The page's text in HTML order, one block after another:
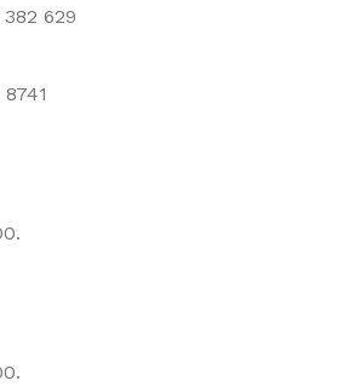
629